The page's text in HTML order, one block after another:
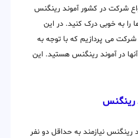
شرکت در کشور آموند رینگنس
را به خوبی درک کنید. در این
مقاله به معرفی 6 توع شرکت می پردازیم که با توجه به
در آموند رینگنس هستید. این
رینگنس
نیازمند به حداقل دو نفر